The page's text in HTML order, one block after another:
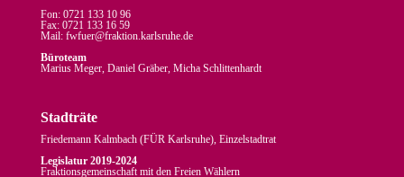
Fon: 0721 133 10 96
Fax: 0721 133 16 59
Mail: fwfuer@fraktion. karlsruhe. de
Büroteam
Marius Meger, Daniel Gräber, Micha Schlittenhardt
Stadträte
Friedemann Kalmbach (FÜR Karlsruhe), Einzelstadtrat
Legislatur 2019-2024
Fraktionsgemeinschaft mit den Freien Wählern